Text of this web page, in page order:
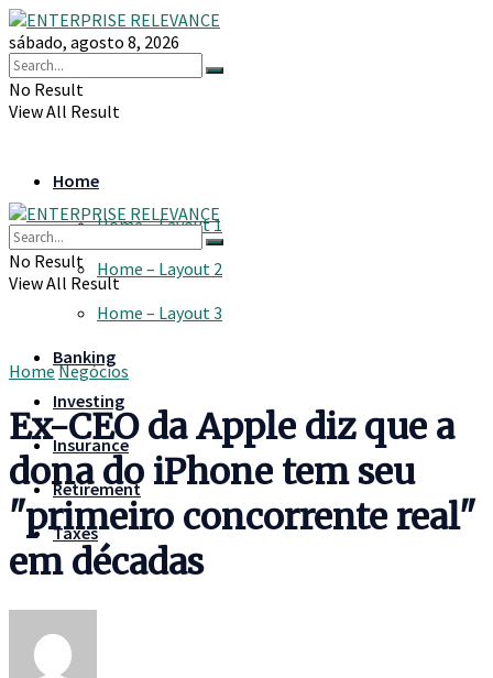
sábado, agosto 8, 2026
No Result
View All Result
Home
Home – Layout 1
Home – Layout 2
Home – Layout 3
Banking
Investing
Insurance
Retirement
Taxes
No Result
View All Result
HomeNegócios
Ex-CEO da Apple diz que a
dona do iPhone tem seu
"primeiro concorrente real"
em décadas